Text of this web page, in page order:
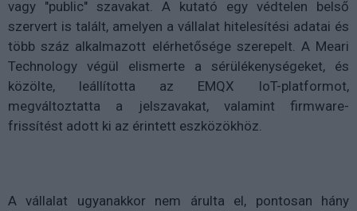
vagy "public" szavakat. A kutató egy védtelen belső
szervert is talált, amelyen a vállalat hitelesítési adatai és
több száz alkalmazott elérhetősége szerepelt. A Meari
Technology végül elismerte a sérülékenységeket, és
közölte, leállította az EMQX IoT-platformot,
megváltoztatta a jelszavakat, valamint firmware-
frissítést adott ki az érintett eszközökhöz.
A vállalat ugyanakkor nem árulta el, pontosan hány